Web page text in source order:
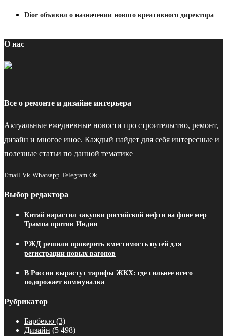
Dior объявил о назначении нового креативного директора
О нас
Все о ремонте и дизайне интерьера
Актуальные ежедневные новости про строительство, ремонт,
дизайн и многое иное. Каждый найдет для себя интересные и
полезные статьи по данной тематике
Email Vk Whatsapp Telegram Ok
Выбор редактора
Китай нарастил закупки российской нефти на фоне мер
Трампа против Индии
РЖД решили проверить вместимость путей для
регистрации новых вагонов
В России вырастут тарифы ЖКХ: где сильнее всего
подорожает коммуналка
Рубрикатор
Барбекю (3)
Дизайн (5 498)